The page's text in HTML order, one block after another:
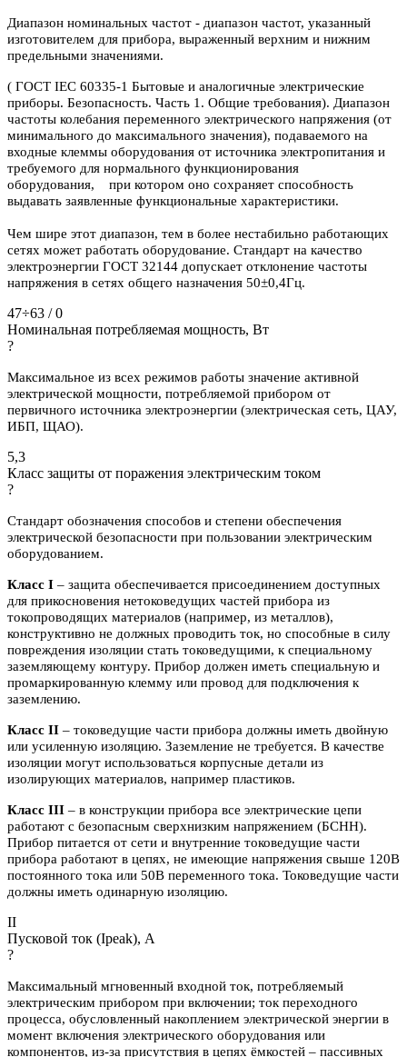
Диапазон номинальных частот - диапазон частот, указанный
изготовителем для прибора, выраженный верхним и нижним
предельными значениями.
( ГОСТ IEC 60335-1 Бытовые и аналогичные электрические
приборы. Безопасность. Часть 1. Общие требования). Диапазон
частоты колебания переменного электрического напряжения (от
минимального до максимального значения), подаваемого на
входные клеммы оборудования от источника электропитания и
требуемого для нормального функционирования
оборудования, при котором оно сохраняет способность
выдавать заявленные функциональные характеристики.
Чем шире этот диапазон, тем в более нестабильно работающих
сетях может работать оборудование. Стандарт на качество
электроэнергии ГОСТ 32144 допускает отклонение частоты
напряжения в сетях общего назначения 50±0,4Гц.
47÷63 / 0
Номинальная потребляемая мощность, Вт
?
Максимальное из всех режимов работы значение активной
электрической мощности, потребляемой прибором от
первичного источника электроэнергии (электрическая сеть, ЦАУ,
ИБП, ЩАО).
5,3
Класс защиты от поражения электрическим током
?
Стандарт обозначения способов и степени обеспечения
электрической безопасности при пользовании электрическим
оборудованием.
Класс I – защита обеспечивается присоединением доступных
для прикосновения нетоковедущих частей прибора из
токопроводящих материалов (например, из металлов),
конструктивно не должных проводить ток, но способные в силу
повреждения изоляции стать токоведущими, к специальному
заземляющему контуру. Прибор должен иметь специальную и
промаркированную клемму или провод для подключения к
заземлению.
Класс II – токоведущие части прибора должны иметь двойную
или усиленную изоляцию. Заземление не требуется. В качестве
изоляции могут использоваться корпусные детали из
изолирующих материалов, например пластиков.
Класс III – в конструкции прибора все электрические цепи
работают с безопасным сверхнизким напряжением (БСНН).
Прибор питается от сети и внутренние токоведущие части
прибора работают в цепях, не имеющие напряжения свыше 120В
постоянного тока или 50В переменного тока. Токоведущие части
должны иметь одинарную изоляцию.
II
Пусковой ток (Ipeak), A
?
Максимальный мгновенный входной ток, потребляемый
электрическим прибором при включении; ток переходного
процесса, обусловленный накоплением электрической энергии в
момент включения электрического оборудования или
компонентов, из-за присутствия в цепях ёмкостей – пассивных